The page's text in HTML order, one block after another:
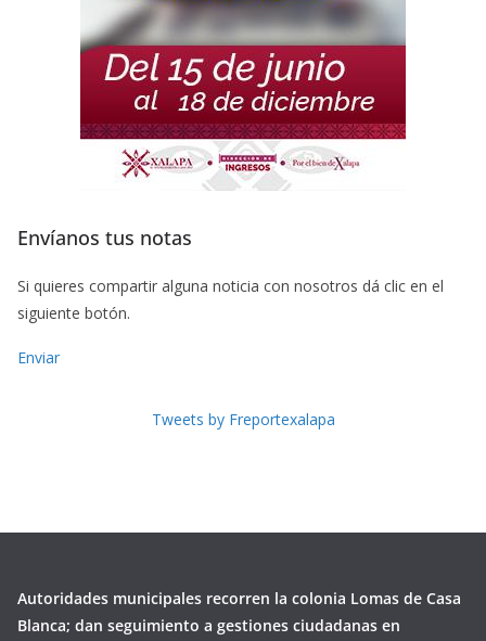
Envíanos tus notas
Si quieres compartir alguna noticia con nosotros dá clic en el
siguiente botón.
Enviar
Tweets by Freportexalapa
Autoridades municipales recorren la colonia Lomas de Casa
Blanca; dan seguimiento a gestiones ciudadanas en